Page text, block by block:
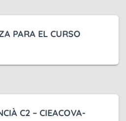
PARA EL CURSO
C2 – CIEACOVA-